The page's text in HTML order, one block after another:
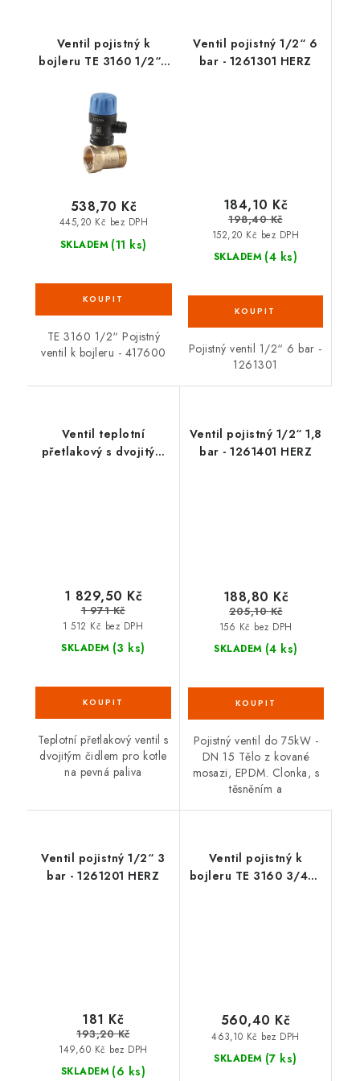
Ventil pojistný k
bojleru TE 3160 1/2“ -
SKLADEM (11 ks)
445,20 Kč bez DPH
538,70 Kč
TE 3160 1/2“ Pojistný
ventil k bojleru - 417600
Ventil pojistný 1/2“ 6
bar - 1261301 HERZ
SKLADEM (4 ks)
152,20 Kč bez DPH
184,10 Kč
198,40 Kč
Pojistný ventil 1/2“ 6 bar -
1261301
Ventil teplotní
přetlakový s dvojitým
SKLADEM (3 ks)
1 512 Kč bez DPH
1 829,50 Kč
1 971 Kč
Teplotní přetlakový ventil s
dvojitým čidlem pro kotle
na pevná paliva
Ventil pojistný 1/2“ 1,8
bar - 1261401 HERZ
SKLADEM (4 ks)
156 Kč bez DPH
188,80 Kč
205,10 Kč
Pojistný ventil do 75kW -
DN 15 Tělo z kované
mosazi, EPDM. Clonka, s
těsněním a
Ventil pojistný 1/2“ 3
bar - 1261201 HERZ
SKLADEM (6 ks)
149,60 Kč bez DPH
181 Kč
193,20 Kč
Ventil pojistný k
bojleru TE 3160 3/4“ -
SKLADEM (7 ks)
463,10 Kč bez DPH
560,40 Kč